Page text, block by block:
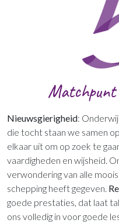
Matchpunt
Nieuwsgierigheid:
die tocht staan we samen
elkaar uit om op zoek te
vaardigheden en wijsheid.
verwondering van alle
schepping heeft gegeven.
goede prestaties, dat laat
ons volledig in voor goede